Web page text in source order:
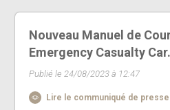
Nouveau Manuel de
Emergency Casualty
Publié le 24/08/2023 à 12:47
Lire le communiqué de presse